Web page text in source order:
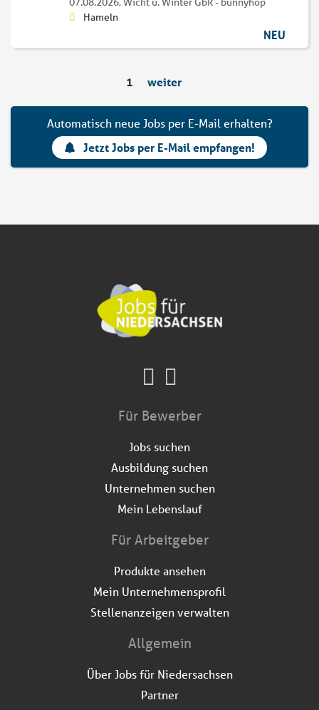
Hameln
NEU
1 weiter
Automatisch neue Jobs per E-Mail erhalten?
Jetzt Jobs per E-Mail empfangen!
Für Bewerber
Jobs suchen
Ausbildung suchen
Unternehmen suchen
Mein Lebenslauf
Für Arbeitgeber
Produkte ansehen
Mein Unternehmensprofil
Stellenanzeigen verwalten
Allgemein
Über Jobs für Niedersachsen
Partner